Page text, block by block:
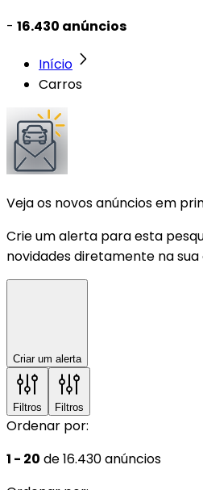
- 16.430 anúncios
Início
Carros
Veja os novos anúncios em
Crie um alerta para esta
novidades diretamente na
Criar um alerta
Filtros Filtros
Ordenar por:
1 - 20 de 16.430 anúncios